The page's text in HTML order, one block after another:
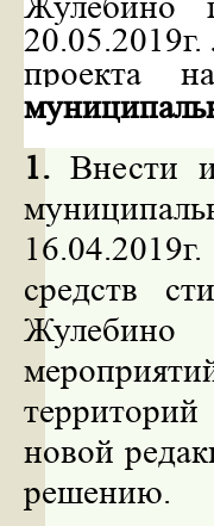
проекта
1. Внести
средств
новой
решению.